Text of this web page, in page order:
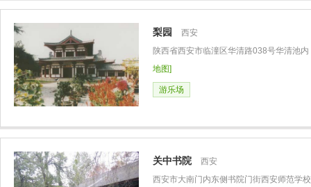
梨园
西安
陕西省西安市临潼区华清路038号华清池内
地图]
游乐场
关中书院
西安
西安市大南门内东侧书院门街西安师范学